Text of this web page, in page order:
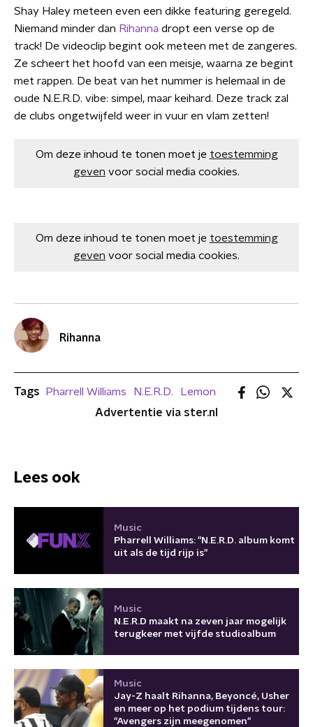
Shay Haley meteen even een dikke featuring geregeld.
Niemand minder dan Rihanna dropt een verse op de
track! De videoclip begint ook meteen met de zangeres.
Ze scheert het hoofd van een meisje, waarna ze begint
met rappen. De beat van het nummer is helemaal in de
oude N.E.R.D. vibe: simpel, maar keihard. Deze track zal
de clubs ongetwijfeld weer in vuur en vlam zetten!
Om deze inhoud te tonen moet je toestemming
geven voor social media cookies.
Om deze inhoud te tonen moet je toestemming
geven voor social media cookies.
Rihanna
Tags Pharrell Williams N.E.R.D.
Lemon
Advertentie via ster.nl
Lees ook
Music
Pharrell Williams: "N.E.R.D. album komt
uit als de tijd rijp is"
Music
N.E.R.D maakt na zeven jaar mogelijk
terugkeer met vijfde studioalbum
Music
Jay-Z haalt Rihanna, Beyoncé, Usher
en meer op het podium tijdens tour:
"Avengers zijn meegenomen"